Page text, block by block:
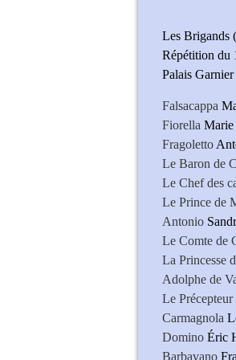
Les Brigands
Répétition du
Palais Garnier
Falsacappa
Fiorella Marie
Fragoletto
Le Baron de
Le Chef des
Le Prince de
Antonio
Le Comte de
La Princesse
Adolphe de
Le Précepteur
Carmagnola
Domino Éric
Barbavano